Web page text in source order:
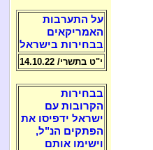
על התערבות
האמריקאים
בבחירות בישראל
י"ט בתשרי/ 14.10.22
בבחירות
הקרובות עם
ישראל ידפיסו את
הפתקים הנ"ל,
וישימו אותם